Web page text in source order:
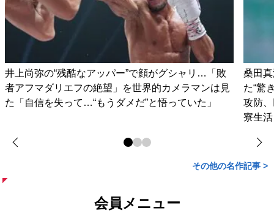
井上尚弥の“残酷なアッパー”で顔がグシャリ…「敗
者アフマダリエフの絶望」を世界的カメラマンは見
た「自信を失って…“もうダメだ”と悟っていた」
桑田
た“驚
攻防
寮生活
その他の名作記事 >
会員メニュー